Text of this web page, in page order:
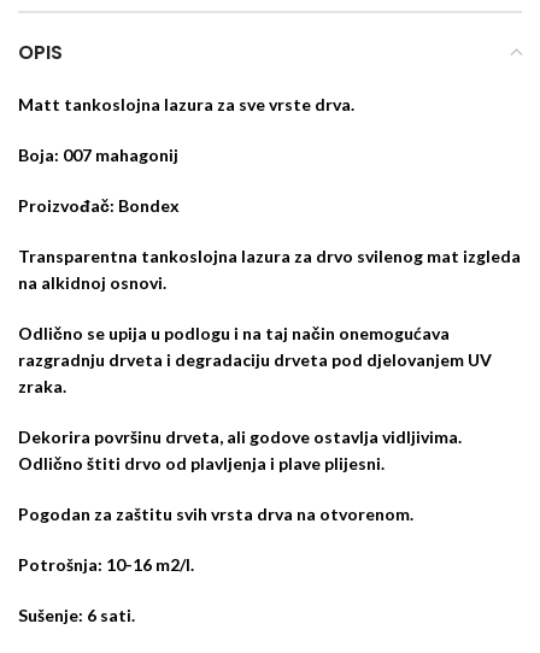
OPIS
Matt tankoslojna lazura za sve vrste drva.
Boja: 007 mahagonij
Proizvođač: Bondex
Transparentna tankoslojna lazura za drvo svilenog mat izgleda
na alkidnoj osnovi.
Odlično se upija u podlogu i na taj način onemogućava
razgradnju drveta i degradaciju drveta pod djelovanjem UV
zraka.
Dekorira površinu drveta, ali godove ostavlja vidljivima.
Odlično štiti drvo od plavljenja i plave plijesni.
Pogodan za zaštitu svih vrsta drva na otvorenom.
Potrošnja: 10-16 m2/l.
Sušenje: 6 sati.